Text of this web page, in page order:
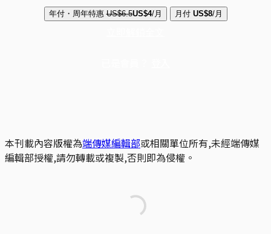
年付・周年特惠 US$6.5US$4/月 月付 US$8/月
本刊載內容版權為端傳媒編輯部或相關單位所有,未經端傳媒
編輯部授權,請勿轉載或複製,否則即為侵權。